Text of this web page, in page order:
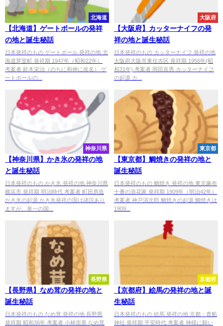
北海道
【北海道】ゲートボールの発祥
の地と誕生秘話
日本発祥のもの ゲートボール 発祥の地 北
海道芽室町 発祥期 1947年（昭和22年）
考案者 鈴木栄治（のちに和伸に改名） ゲ
ートボールの...
大阪府
【大阪府】カッターナイフの発
祥の地と誕生秘話
日本発祥のもの カッターナイフ 発祥の地
大阪府大阪市東住吉区 発祥期 1956年(昭
和31年) 考案者 岡田良男 カッターナイフ
の起源 カ...
神奈川県
【神奈川県】かき氷の発祥の地
と誕生秘話
日本発祥のもの かき氷 発祥の地 神奈川県
横浜市 発祥期 明治時代 考案者 町田房造
かき氷の起源 かき氷発祥の国は諸説あり
ますが、単一の国...
東京都
【東京都】鯛焼きの発祥の地と
誕生秘話
日本発祥のもの 鯛焼き 発祥の地 東京麻布
十番の浪花家 発祥期 1909年（明治42年）
考案者 神戸清次郎 鯛焼きの起源 鯛焼きは
1909...
長野県
【長野県】なめ茸の発祥の地と
誕生秘話
日本発祥のもの なめ茸 発祥の地 長野県
発祥期 昭和36年 考案者 小林崇章 なめ茸
京都府
【京都府】絵馬の発祥の地と誕
生秘話
日本発祥のもの 絵馬 発祥の地 京都・貴船
神社 発祥期 平安時代 考案者 神様に願い